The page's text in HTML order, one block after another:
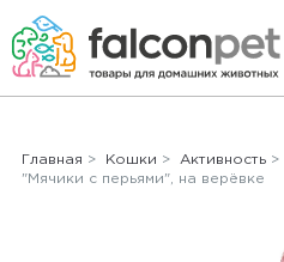
Главная > Кошки > Активность>
"Мячики с перьями", на верёвке